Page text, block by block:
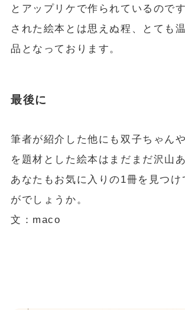
とアップリケで作られているので
された絵本とは思えぬ程、とても
品となっております。
最後に
筆者が紹介した他にも双子ちゃん
を題材とした絵本はまだまだ沢山
あなたもお気に入りの1冊を見つけ
がでしょうか。
文：maco